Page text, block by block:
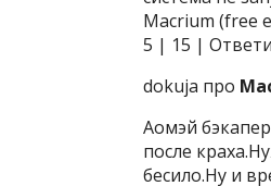
Macrium (free
5 | 15 |
dokuja про
Аомэй
после
бесило.Ну и